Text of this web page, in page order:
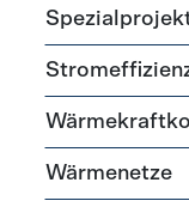
Wärmenetze